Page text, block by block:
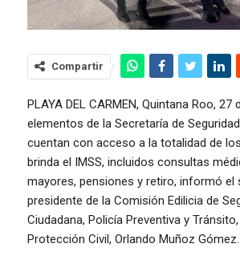
Compartir
PLAYA DEL CARMEN, Quintana Roo,
elementos de la Secretaría de
cuentan con acceso a la totalidad de
brinda el IMSS, incluidos consultas
mayores, pensiones y retiro, informó el
presidente de la Comisión Edilicia de
Ciudadana, Policía Preventiva y
Protección Civil, Orlando Muñoz Gómez.